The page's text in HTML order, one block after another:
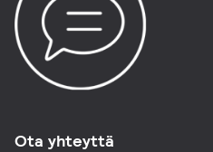
Ota yhteyttä